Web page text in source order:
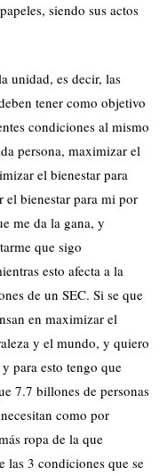
siendo sus actos
unidad, es decir, las
tener como objetivo
condiciones al mismo
persona, maximizar el
el bienestar para
bienestar para mi por
me da la gana, y
que sigo
esto afecta a la
de un SEC. Si se que
en maximizar el
y el mundo, y quiero
para esto tengo que
7.7 billones de personas
como por
ropa de la que
las 3 condiciones que se